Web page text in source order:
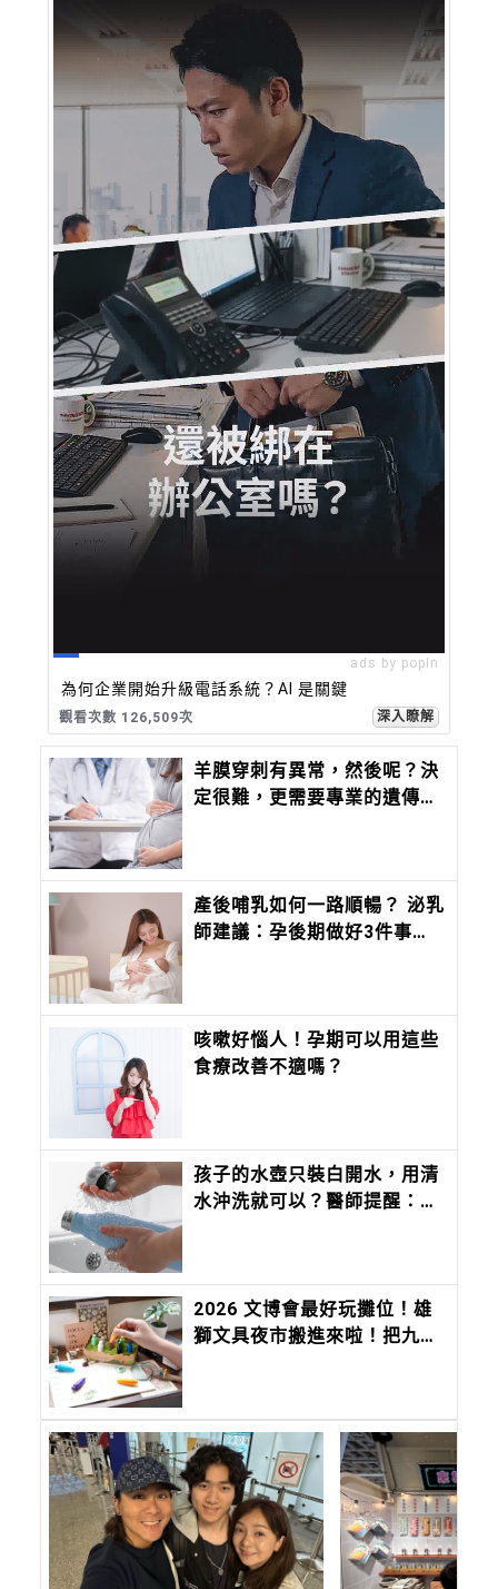
ads by popIn
為何企業開始升級電話系統？AI 是關鍵
觀看次數 126,509次 深入瞭解
羊膜穿刺有異常，然後呢？決
定很難，更需要專業的遺傳諮
產後哺乳如何一路順暢？ 泌乳
師建議：孕後期做好3件事，
咳嗽好惱人！孕期可以用這些
食療改善不適嗎？
孩子的水壺只裝白開水，用清
水沖洗就可以？醫師提醒：清
2026 文博會最好玩攤位！雄
獅文具夜市搬進來啦！把九層